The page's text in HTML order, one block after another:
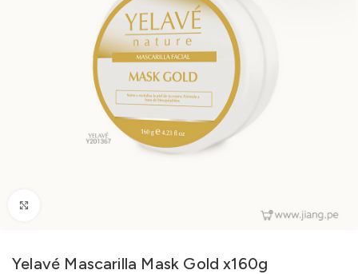
Yelavé Mascarilla Mask Gold x160g